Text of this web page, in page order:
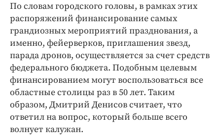
По словам городского головы, в рамках этих
распоряжений финансирование самых
грандиозных мероприятий празднования, а
именно, фейерверков, приглашения звезд,
парада дронов, осуществляется за счет средств
федерального бюджета. Подобным целевым
финансированием могут воспользоваться все
областные столицы раз в 50 лет. Таким
образом, Дмитрий Денисов считает, что
ответил на вопрос, который больше всего
волнует калужан.